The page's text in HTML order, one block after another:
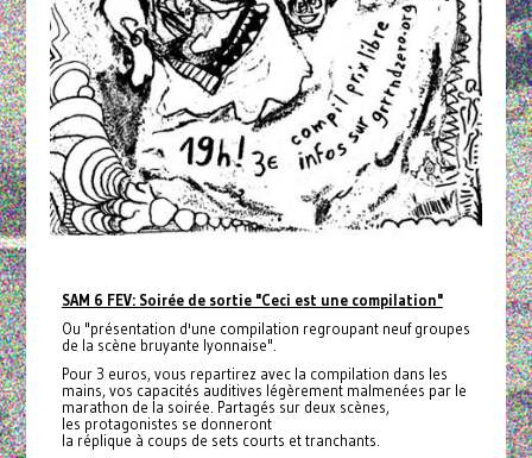
SAM 6 FEV: Soirée de sortie "Ceci est une compilation"
Ou "présentation d'une compilation regroupant neuf groupes
de la scène bruyante lyonnaise".
Pour 3 euros, vous repartirez avec la compilation dans les
mains, vos capacités auditives légèrement malmenées par le
marathon de la soirée. Partagés sur deux scènes,
les protagonistes se donneront
la réplique à coups de sets courts et tranchants.